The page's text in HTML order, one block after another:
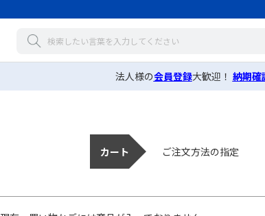
法人様の会員登録大歓迎！ 納期確
カート ご注文方法の指定